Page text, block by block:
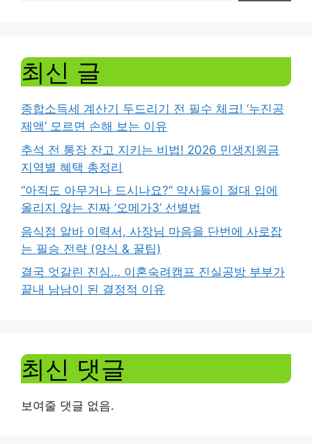
최신 글
종합소득세 계산기 두드리기 전 필수 체크! ‘누진공
제액’ 모르면 손해 보는 이유
추석 전 통장 잔고 지키는 비법! 2026 민생지원금
지역별 혜택 총정리
“아직도 아무거나 드시나요?” 약사들이 절대 입에
올리지 않는 진짜 ‘오메가3’ 선별법
음식점 알바 이력서, 사장님 마음을 단번에 사로잡
는 필승 전략 (양식 & 꿀팁)
결국 엇갈린 진심… 이혼숙려캠프 진실공방 부부가
끝내 남남이 된 결정적 이유
최신 댓글
보여줄 댓글 없음.